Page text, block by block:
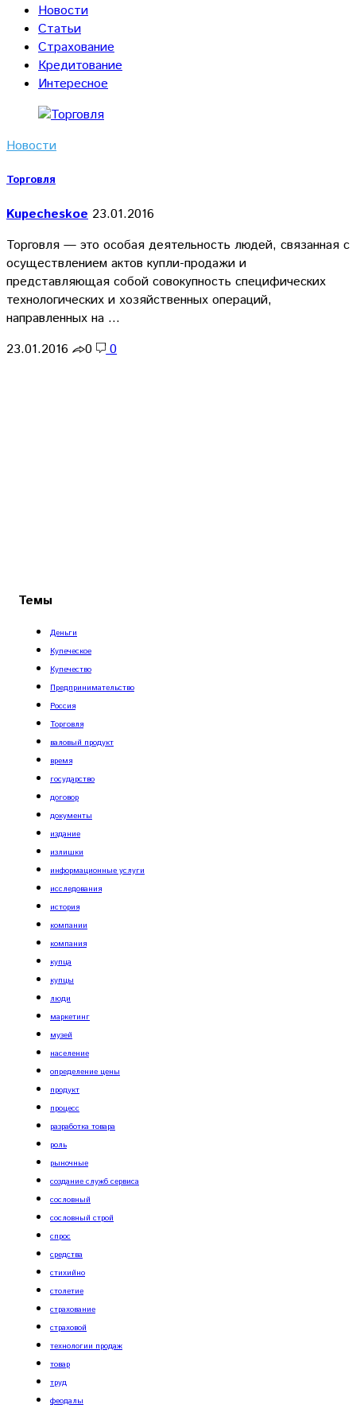
Новости
Статьи
Страхование
Кредитование
Интересное
Новости
Торговля
Kupecheskoe 23.01.2016
Торговля — это особая деятельность людей, связанная с
осуществлением актов купли-продажи и
представляющая собой совокупность специфических
технологических и хозяйственных операций,
направленных на …
23.01.2016
0 0
Темы
Деньги
Купеческое
Купечество
Предпринимательство
Россия
Торговля
валовый продукт
время
государство
договор
документы
издание
излишки
информационные услуги
исследования
история
компании
компания
купца
купцы
люди
маркетинг
музей
население
определение цены
продукт
процесс
разработка товара
роль
рыночные
создание служб сервиса
сословный
сословный строй
спрос
средства
стихийно
столетие
страхование
страховой
технологии продаж
товар
труд
феодалы